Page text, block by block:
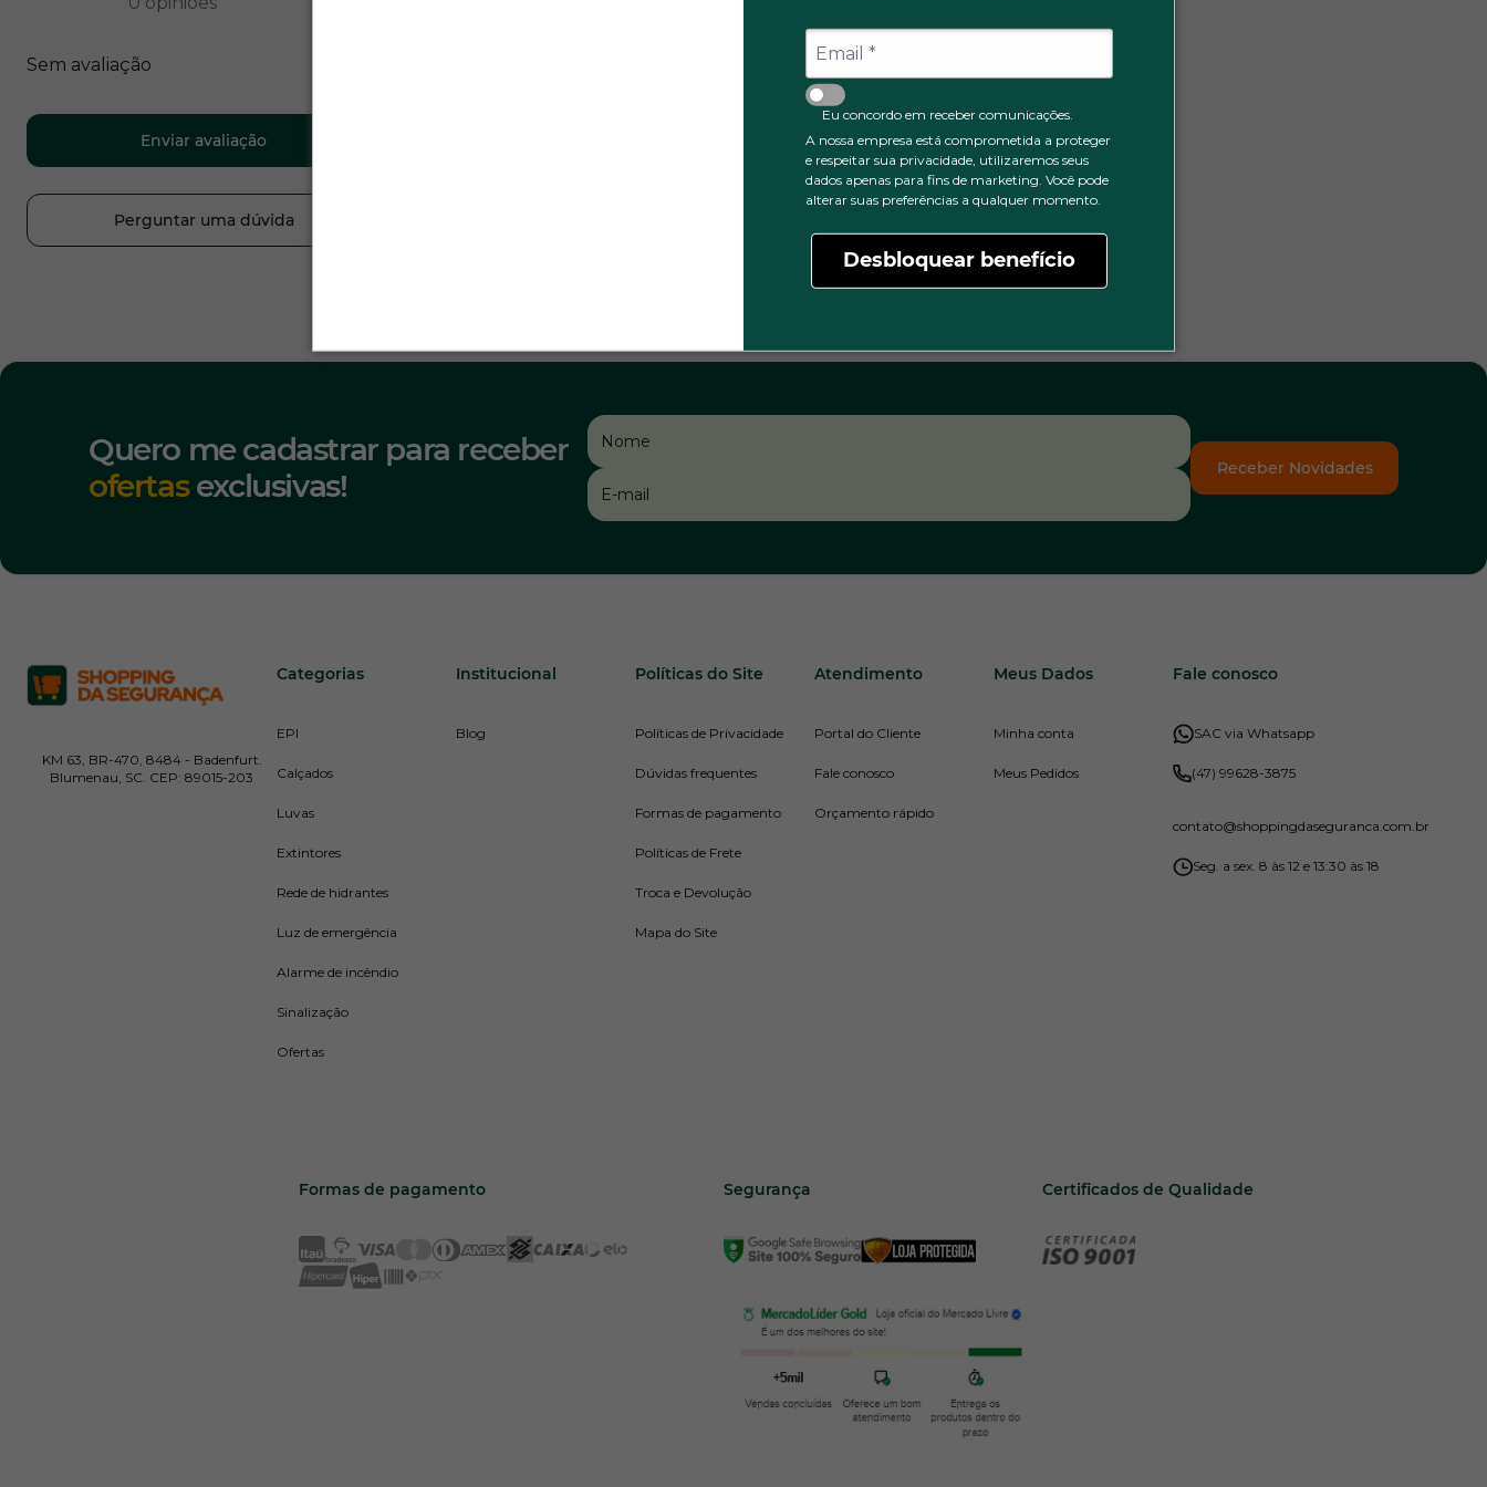
Eu concordo em receber comunicações.
A nossa empresa está comprometida a proteger
e respeitar sua privacidade, utilizaremos seus
dados apenas para fins de marketing. Você pode
alterar suas preferências a qualquer momento.
Desbloquear benefício
Sem avaliação
Enviar avaliação
Perguntar uma dúvida
Quero me cadastrar para receber
ofertasexclusivas! Receber Novidades
KM 63, BR-470, 8484 - Badenfurt.
Blumenau, SC. CEP: 89015-203
Categorias
EPI
Calçados
Luvas
Extintores
Rede de hidrantes
Luz de emergência
Alarme de incêndio
Sinalização
Ofertas
Institucional
Blog
Políticas do Site
Políticas de Privacidade
Dúvidas frequentes
Formas de pagamento
Políticas de Frete
Troca e Devolução
Mapa do Site
Atendimento
Portal do Cliente
Fale conosco
Orçamento rápido
Meus Dados
Minha conta
Meus Pedidos
Fale conosco
SAC via Whatsapp
(47) 99628-3875
contato@shoppingdaseguranca.com.br
Seg. a sex. 8 às 12 e 13:30 às 18
Formas de pagamento Segurança Certificados de Qualidade